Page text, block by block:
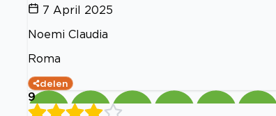
7 April 2025
Noemi Claudia
Roma
delen
9